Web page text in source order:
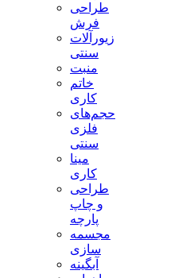
طراحی
فرش
زیورآلات
سنتی
منبت
خاتم
کاری
حجم‌های
فلزی
سنتی
مینا
کاری
طراحی
و چاپ
پارچه
مجسمه
سازی
آبگینه